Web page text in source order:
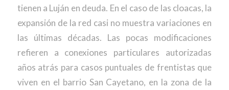
tienen a Luján en deuda. En el caso de las cloacas, la
expansión de la red casi no muestra variaciones en
las últimas décadas. Las pocas modificaciones
refieren a conexiones particulares autorizadas
años atrás para casos puntuales de frentistas que
viven en el barrio San Cayetano, en la zona de la